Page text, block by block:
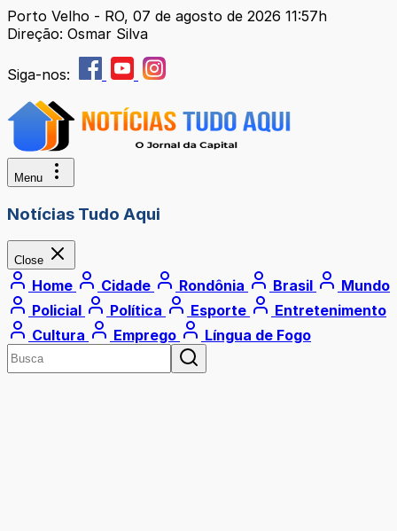
Porto Velho - RO, 07 de agosto de 2026 11:57h
Direção: Osmar Silva
Siga-nos:
Menu
Notícias Tudo Aqui
Close
Home Cidade Rondônia Brasil
Mundo
Policial
Política Esporte
Entretenimento
Cultura
Emprego Língua de Fogo